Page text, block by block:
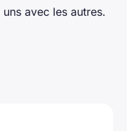
avec les autres.